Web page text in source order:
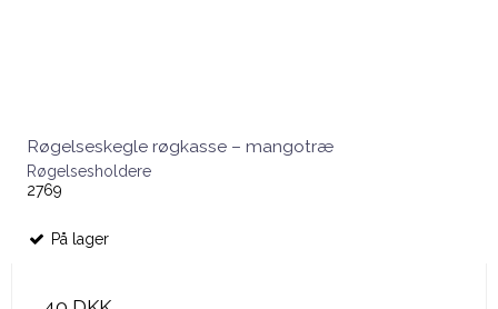
Røgelseskegle røgkasse – mangotræ
Røgelsesholdere
2769
På lager